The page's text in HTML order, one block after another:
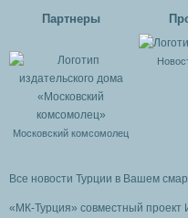
Партнеры
Московский комсомолец
Все новости Турции в Вашем
«МК-Турция» совместный проект